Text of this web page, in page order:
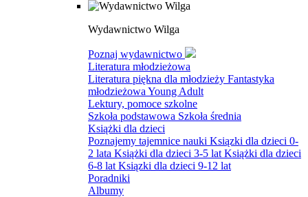
Wydawnictwo Wilga
Poznaj wydawnictwo
Literatura młodzieżowa
Literatura piękna dla młodzieży Fantastyka
młodzieżowa Young Adult
Lektury, pomoce szkolne
Szkoła podstawowa Szkoła średnia
Książki dla dzieci
Poznajemy tajemnice nauki Ksiązki dla dzieci 0-
2 lata Książki dla dzieci 3-5 lat Książki dla dzieci
6-8 lat Ksiązki dla dzieci 9-12 lat
Poradniki
Albumy